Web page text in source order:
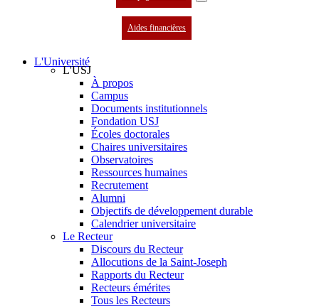
Aides financières
L'Université
L'USJ
À propos
Campus
Documents institutionnels
Fondation USJ
Écoles doctorales
Chaires universitaires
Observatoires
Ressources humaines
Recrutement
Alumni
Objectifs de développement durable
Calendrier universitaire
Le Recteur
Discours du Recteur
Allocutions de la Saint-Joseph
Rapports du Recteur
Recteurs émérites
Tous les Recteurs